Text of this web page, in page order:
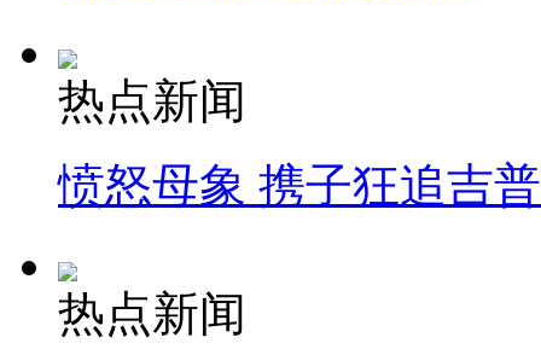
热点新闻
愤怒母象 携子狂追吉
热点新闻